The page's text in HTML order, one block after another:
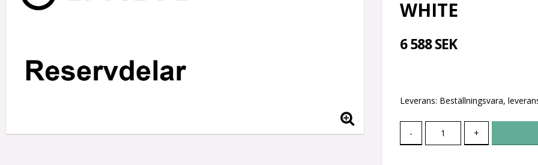
WHITE
6 588 SEK
Leverans: Beställningsvara,
- +